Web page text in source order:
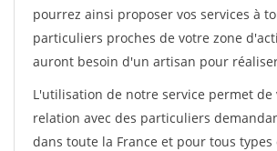
pourrez ainsi proposer vos services à
particuliers proches de votre zone
auront besoin d'un artisan pour
L'utilisation de notre service permet de
relation avec des particuliers
dans toute la France et pour tous types